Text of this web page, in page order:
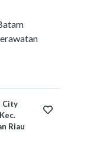
City
Riau